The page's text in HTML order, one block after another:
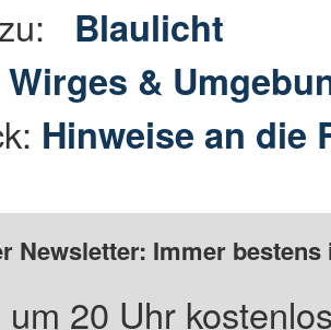
Blaulicht
Wirges &
Hinweise an die
Newsletter: Immer
um 20 Uhr